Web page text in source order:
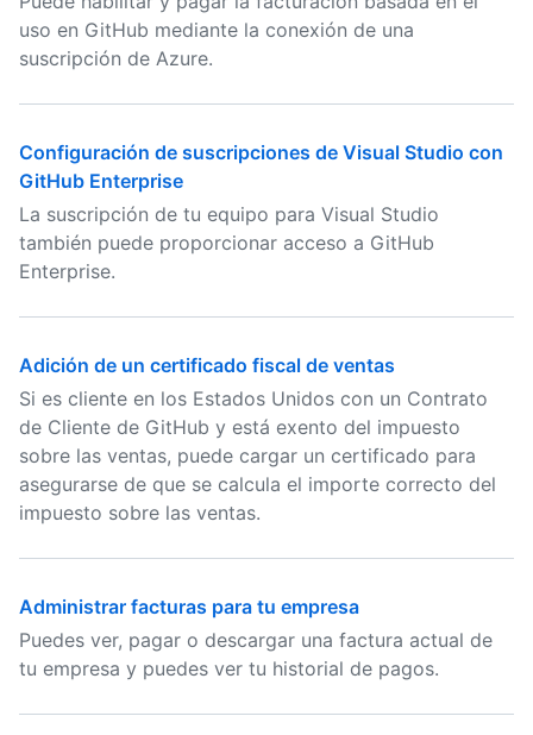
uso en GitHub mediante la conexión de una
suscripción de Azure.
Configuración de suscripciones de Visual Studio con
GitHub Enterprise
La suscripción de tu equipo para Visual Studio
también puede proporcionar acceso a GitHub
Enterprise.
Adición de un certificado fiscal de ventas
Si es cliente en los Estados Unidos con un Contrato
de Cliente de GitHub y está exento del impuesto
sobre las ventas, puede cargar un certificado para
asegurarse de que se calcula el importe correcto del
impuesto sobre las ventas.
Administrar facturas para tu empresa
Puedes ver, pagar o descargar una factura actual de
tu empresa y puedes ver tu historial de pagos.